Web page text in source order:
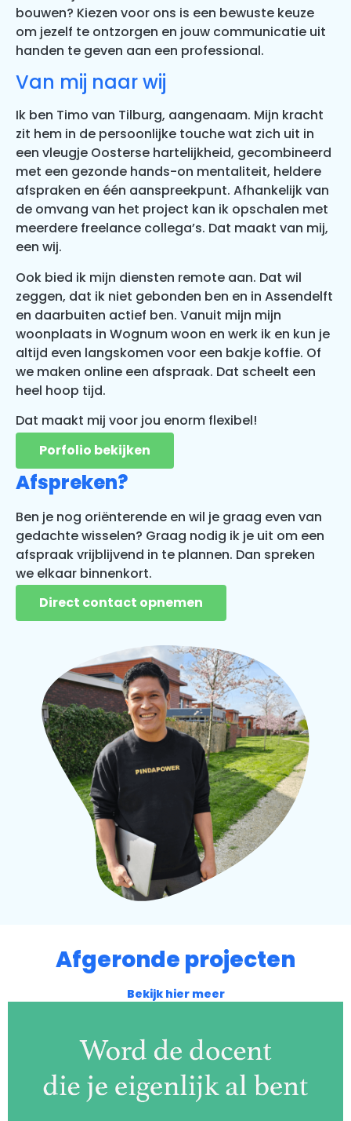
bouwen? Kiezen voor ons is een bewuste keuze
om jezelf te ontzorgen en jouw communicatie uit
handen te geven aan een professional.
Van mij naar wij
Ik ben Timo van Tilburg, aangenaam. Mijn kracht
zit hem in de persoonlijke touche wat zich uit in
een vleugje Oosterse hartelijkheid, gecombineerd
met een gezonde hands-on mentaliteit, heldere
afspraken en één aanspreekpunt. Afhankelijk van
de omvang van het project kan ik opschalen met
meerdere freelance collega’s. Dat maakt van mij,
een wij.
Ook bied ik mijn diensten remote aan. Dat wil
zeggen, dat ik niet gebonden ben en in Assendelft
en daarbuiten actief ben. Vanuit mijn mijn
woonplaats in Wognum woon en werk ik en kun je
altijd even langskomen voor een bakje koffie. Of
we maken online een afspraak. Dat scheelt een
heel hoop tijd.
Dat maakt mij voor jou enorm flexibel!
Porfolio bekijken
Afspreken?
Ben je nog oriënterende en wil je graag even van
gedachte wisselen? Graag nodig ik je uit om een
afspraak vrijblijvend in te plannen. Dan spreken
we elkaar binnenkort.
Direct contact opnemen
Afgeronde projecten
Bekijk hier meer